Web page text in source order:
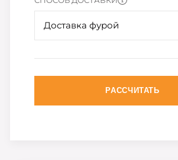
Доставка фурой
РАССЧИТАТЬ